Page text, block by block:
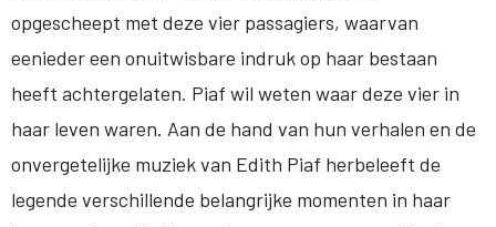
opgescheept met deze vier passagiers, waarvan
eenieder een onuitwisbare indruk op haar bestaan
heeft achtergelaten. Piaf wil weten waar deze vier in
haar leven waren. Aan de hand van hun verhalen en de
onvergetelijke muziek van Edith Piaf herbeleeft de
legende verschillende belangrijke momenten in haar